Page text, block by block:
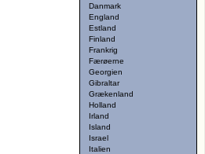
Danmark
England
Estland
Finland
Frankrig
Færøerne
Georgien
Gibraltar
Grækenland
Holland
Irland
Island
Israel
Italien